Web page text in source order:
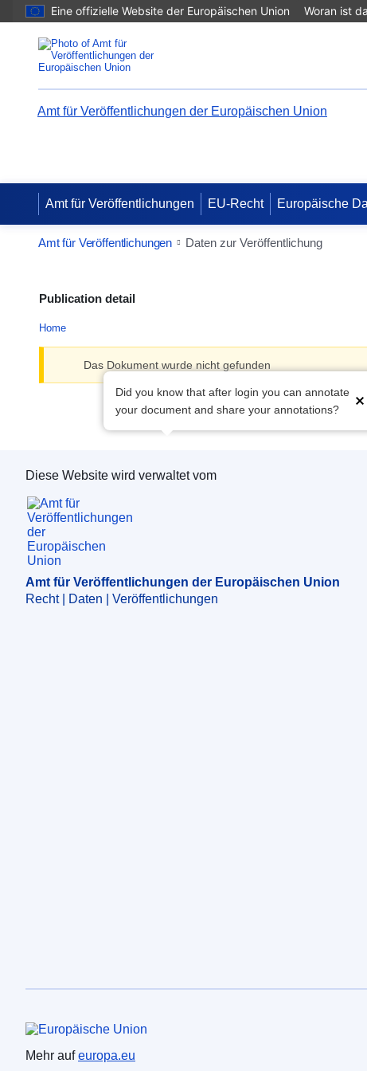
Eine offizielle Website der Europäischen Union Woran ist
Amt für Veröffentlichungen der Europäischen Union
Amt für Veröffentlichungen EU-Recht Europäische
Amt für Veröffentlichungen Daten zur Veröffentlichung
Publication detail
Home
Das Dokument wurde nicht gefunden
Did you know that after login you can annotate
your document and share your annotations?
Amt für Veröffentlichungen der Europäischen
Diese Website wird verwaltet vom
Amt für Veröffentlichungen der Europäischen Union
Recht | Daten | Veröffentlichungen
Europäische Union
Mehr aufeuropa.eu